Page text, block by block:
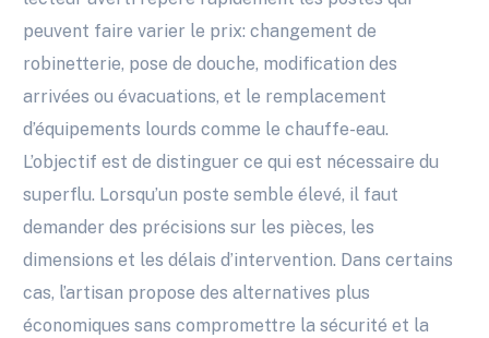
peuvent faire varier le prix: changement de
robinetterie, pose de douche, modification des
arrivées ou évacuations, et le remplacement
d’équipements lourds comme le chauffe-eau.
L’objectif est de distinguer ce qui est nécessaire du
superflu. Lorsqu’un poste semble élevé, il faut
demander des précisions sur les pièces, les
dimensions et les délais d’intervention. Dans certains
cas, l’artisan propose des alternatives plus
économiques sans compromettre la sécurité et la